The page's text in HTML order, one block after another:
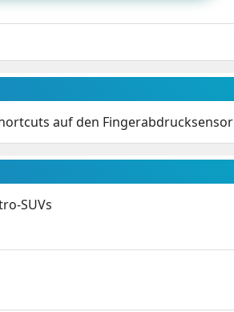
auf den Fingerabdrucksensor
SUVs